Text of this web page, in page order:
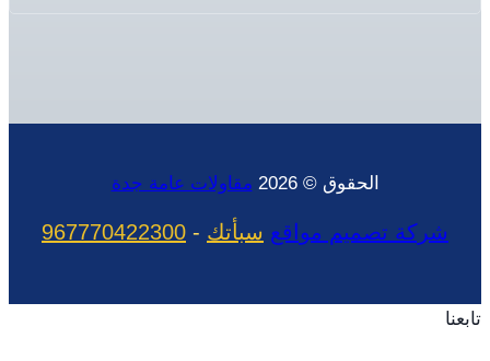
الحقوق © 2026 مقاولات عامة جدة
شركة تصميم مواقع سبأتك -
967770422300
تابعنا